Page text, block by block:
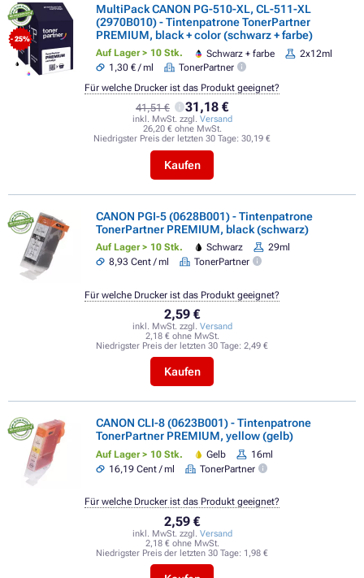
- 25%
MultiPack CANON PG-510-XL, CL-511-XL
(2970B010) - Tintenpatrone TonerPartner
PREMIUM, black + color (schwarz + farbe)
Auf Lager > 10 Stk. Schwarz + farbe
2x12ml
1,30 € / ml
TonerPartner
41,51 € 31,18 €
inkl. MwSt. zzgl. Versand
26,20 € ohne MwSt.
Niedrigster Preis der letzten 30 Tage: 30,19 €
Kaufen
Für welche Drucker ist das Produkt geeignet?
CANON PGI-5 (0628B001) - Tintenpatrone
TonerPartner PREMIUM, black (schwarz)
Auf Lager > 10 Stk. Schwarz
29ml
8,93 Cent / ml
TonerPartner
2,59 €
inkl. MwSt. zzgl. Versand
2,18 € ohne MwSt.
Niedrigster Preis der letzten 30 Tage: 2,49 €
Kaufen
Für welche Drucker ist das Produkt geeignet?
CANON CLI-8 (0623B001) - Tintenpatrone
TonerPartner PREMIUM, yellow (gelb)
Auf Lager > 10 Stk. Gelb
16ml
16,19 Cent / ml
TonerPartner
2,59 €
inkl. MwSt. zzgl. Versand
2,18 € ohne MwSt.
Niedrigster Preis der letzten 30 Tage: 1,98 €
Für welche Drucker ist das Produkt geeignet?